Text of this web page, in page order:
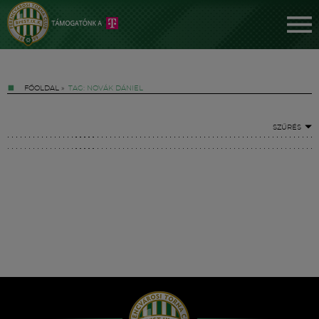
FŐOLDAL » TAG: NOVÁK DÁNIEL
SZŰRÉS
Hírek